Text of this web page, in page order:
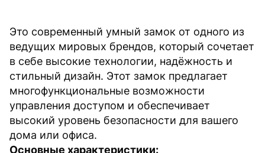
Это современный умный замок от одного из
ведущих мировых брендов, который сочетает
в себе высокие технологии, надёжность и
стильный дизайн. Этот замок предлагает
многофункциональные возможности
управления доступом и обеспечивает
высокий уровень безопасности для вашего
дома или офиса.
Основные характеристики: